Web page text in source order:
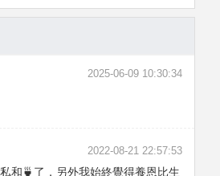
2025-06-09 10:30:34
2022-08-21 22:57:53
和🍵了，另外我始終覺得養恩比生